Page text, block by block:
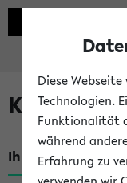
Ihre
Diese
Technologien.
Funktionalität
während
Erfahrung zu